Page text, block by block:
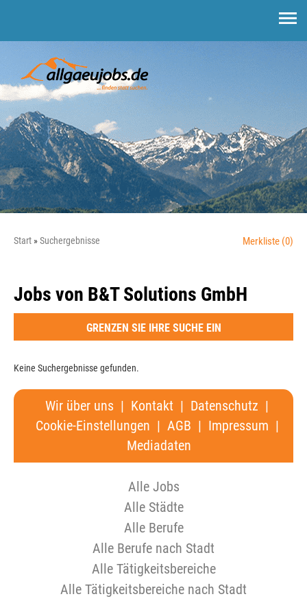
Start Suchergebnisse Merkliste (0)
Jobs von B&T Solutions GmbH
GRENZEN SIE IHRE SUCHE EIN
Keine Suchergebnisse gefunden.
Wir über uns | Kontakt | Datenschutz |
Cookie-Einstellungen | AGB | Impressum |
Mediadaten
Alle Jobs
Alle Städte
Alle Berufe
Alle Berufe nach Stadt
Alle Tätigkeitsbereiche
Alle Tätigkeitsbereiche nach Stadt